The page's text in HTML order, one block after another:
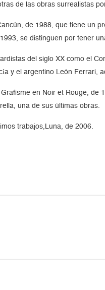
de las obras surrealistas
de 1988, que tiene un
se distinguen por tener
del siglo XX como el
y el argentino León Ferrari,
en Noir et Rouge,
una de sus últimas obras.
trabajos,Luna, de 2006.